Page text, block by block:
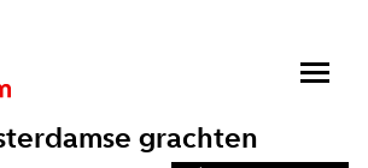
grachten